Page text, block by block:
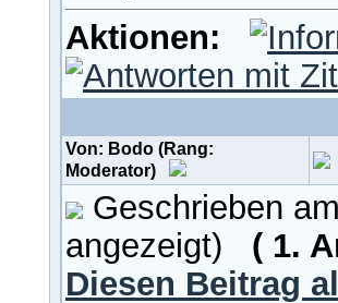
Aktionen:
Von: Bodo (Rang:
Moderator)
Geschrieben
angezeigt) ( 1.
Diesen Beitrag